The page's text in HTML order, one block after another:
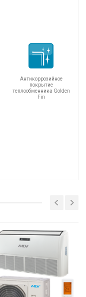
Антикоррозийное
покрытие
теплообменника Golden
Fin
5,28(2,71-5,86)
5,57(2,42-6,30)
220-240/50/1